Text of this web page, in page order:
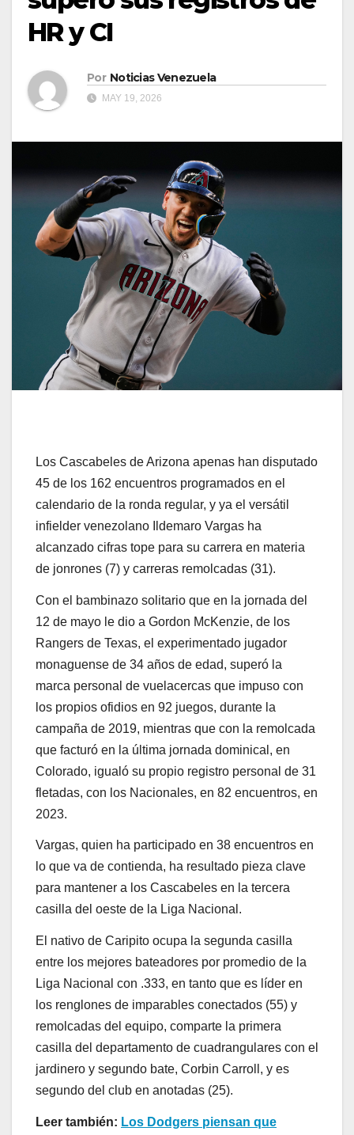
HR y CI
Por Noticias Venezuela
MAY 19, 2026
Los Cascabeles de Arizona apenas han disputado
45 de los 162 encuentros programados en el
calendario de la ronda regular, y ya el versátil
infielder venezolano Ildemaro Vargas ha
alcanzado cifras tope para su carrera en materia
de jonrones (7) y carreras remolcadas (31).
Con el bambinazo solitario que en la jornada del
12 de mayo le dio a Gordon McKenzie, de los
Rangers de Texas, el experimentado jugador
monaguense de 34 años de edad, superó la
marca personal de vuelacercas que impuso con
los propios ofidios en 92 juegos, durante la
campaña de 2019, mientras que con la remolcada
que facturó en la última jornada dominical, en
Colorado, igualó su propio registro personal de 31
fletadas, con los Nacionales, en 82 encuentros, en
2023.
Vargas, quien ha participado en 38 encuentros en
lo que va de contienda, ha resultado pieza clave
para mantener a los Cascabeles en la tercera
casilla del oeste de la Liga Nacional.
El nativo de Caripito ocupa la segunda casilla
entre los mejores bateadores por promedio de la
Liga Nacional con .333, en tanto que es líder en
los renglones de imparables conectados (55) y
remolcadas del equipo, comparte la primera
casilla del departamento de cuadrangulares con el
jardinero y segundo bate, Corbin Carroll, y es
segundo del club en anotadas (25).
Leer también: Los Dodgers piensan que